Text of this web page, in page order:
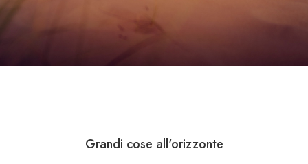
Grandi cose all'orizzonte